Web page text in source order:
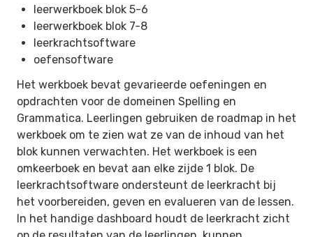
leerwerkboek blok 5-6
leerwerkboek blok 7-8
leerkrachtsoftware
oefensoftware
Het werkboek bevat gevarieerde oefeningen en
opdrachten voor de domeinen Spelling en
Grammatica. Leerlingen gebruiken de roadmap in het
werkboek om te zien wat ze van de inhoud van het
blok kunnen verwachten. Het werkboek is een
omkeerboek en bevat aan elke zijde 1 blok. De
leerkrachtsoftware ondersteunt de leerkracht bij
het voorbereiden, geven en evalueren van de lessen.
In het handige dashboard houdt de leerkracht zicht